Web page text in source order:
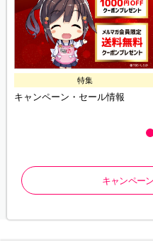
特集
キャンペーン・セール情報
キャンペー